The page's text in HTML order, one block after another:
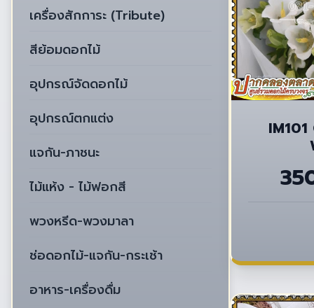
เครื่องสักการะ (Tribute)
สีย้อมดอกไม้
อุปกรณ์จัดดอกไม้
อุปกรณ์ตกแต่ง
แจกัน-ภาชนะ
ไม้แห้ง - ไม้ฟอกสี
พวงหรีด-พวงมาลา
ช่อดอกไม้-แจกัน-กระเช้า
อาหาร-เครื่องดื่ม